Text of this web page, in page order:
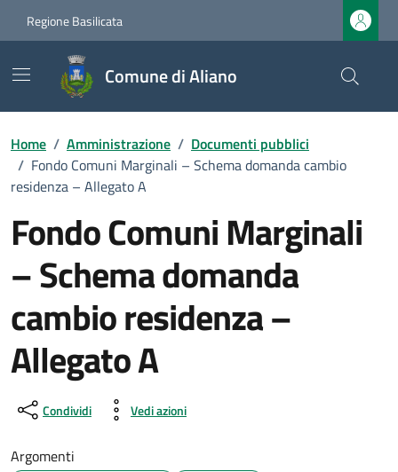
Regione Basilicata
Comune di Aliano
Home / Amministrazione / Documenti pubblici
/ Fondo Comuni Marginali – Schema domanda cambio
residenza – Allegato A
Fondo Comuni Marginali
– Schema domanda
cambio residenza –
Allegato A
Dettagli del documento
Condividi Vedi azioni
Argomenti